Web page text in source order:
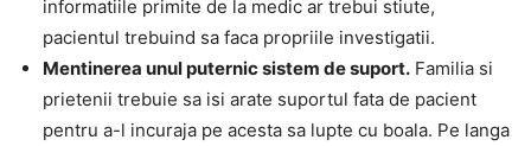
informatiile primite de la medic ar trebui stiute,
pacientul trebuind sa faca propriile investigatii.
Mentinerea unul puternic sistem de suport. Familia si
prietenii trebuie sa isi arate suportul fata de pacient
pentru a-l incuraja pe acesta sa lupte cu boala. Pe langa